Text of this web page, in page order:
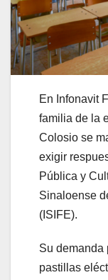
En Infonavit
familia de la
Colosio se
exigir
Pública y
Sinaloense
(ISIFE).
Su demanda
pastillas